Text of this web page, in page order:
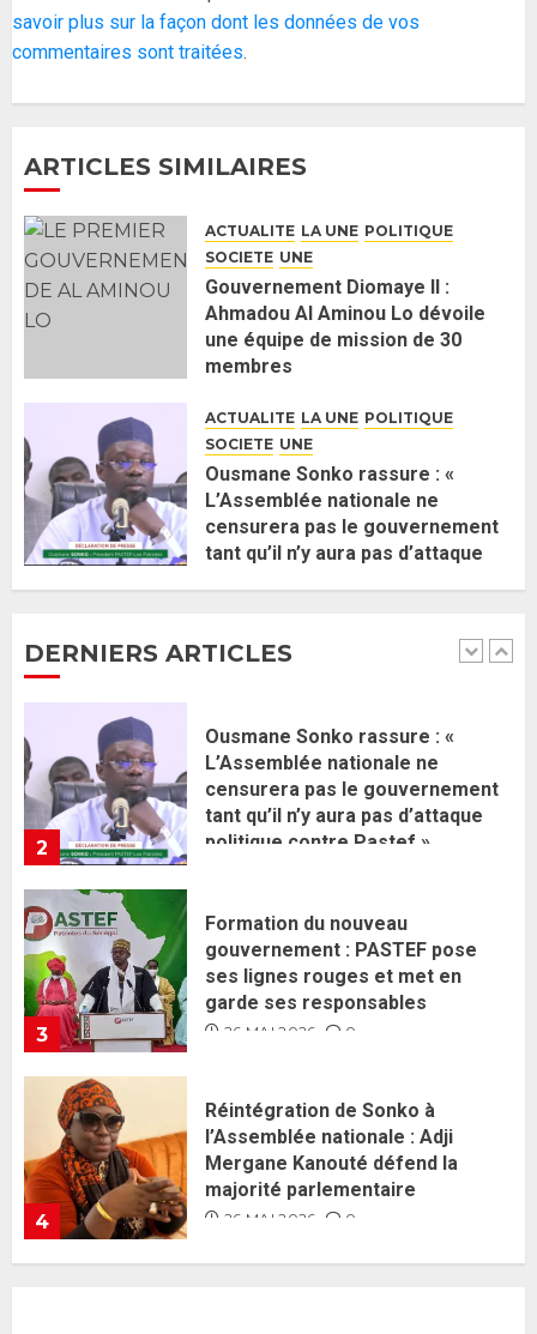
savoir plus sur la façon dont les données de vos
commentaires sont traitées.
ARTICLES SIMILAIRES
ACTUALITE LA UNE POLITIQUE
SOCIETE UNE
Gouvernement Diomaye II :
Ahmadou Al Aminou Lo dévoile
une équipe de mission de 30
membres
ACTUALITE LA UNE POLITIQUE
SOCIETE UNE
Ousmane Sonko rassure : «
L’Assemblée nationale ne
censurera pas le gouvernement
tant qu’il n’y aura pas d’attaque
DERNIERS ARTICLES
4
l’Assemblée nationale : Adji
Mergane Kanouté défend la
5
Guy Marius Sagna inquiet après la
J’espère me tromper »
26 MAI 2026
1
Gouvernement Diomaye II :
une équipe de mission de 30
membres
2 JUIN 2026 0
2
Ousmane Sonko rassure : «
politique contre Pastef »
3
Formation du nouveau
gouvernement : PASTEF pose
ses lignes rouges et met en
garde ses responsables
26 MAI 2026 0
4
Réintégration de Sonko à
l’Assemblée nationale : Adji
Mergane Kanouté défend la
majorité parlementaire
26 MAI 2026 0
5
Guy Marius Sagna inquiet après la
nomination d’Al Aminou Lo : «
J’espère me tromper »
26 MAI 2026 0